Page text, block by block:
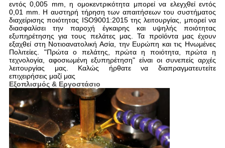
εντός 0,005 mm, η ομοκεντρικότητα μπορεί να ελεγχθεί εντός
0,01 mm. Η αυστηρή τήρηση των απαιτήσεων του συστήματος
διαχείρισης ποιότητας ISO9001:2015 της λειτουργίας, μπορεί να
διασφαλίσει την παροχή έγκαιρης και υψηλής ποιότητας
εξυπηρέτησης για τους πελάτες μας. Τα προϊόντα μας έχουν
εξαχθεί στη Νοτιοανατολική Ασία, την Ευρώπη και τις Ηνωμένες
Πολιτείες. "Πρώτα ο πελάτης, πρώτα η ποιότητα, πρώτα η
τεχνολογία, αφοσιωμένη εξυπηρέτηση" είναι οι συνεπείς αρχές
λειτουργίας μας. Καλώς ήρθατε να διαπραγματευτείτε
επιχειρήσεις μαζί μας
Εξοπλισμός & Εργοστάσιο